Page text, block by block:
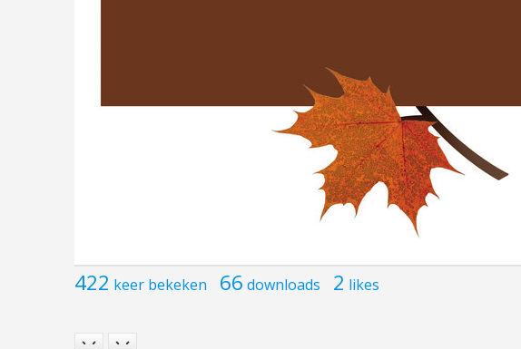
422 keer bekeken 66 downloads 2 likes